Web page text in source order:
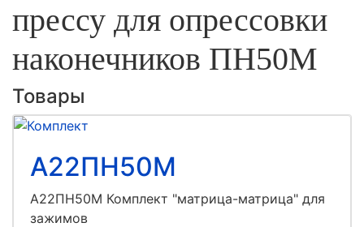
прессу для опрессовки
наконечников ПН50М
Товары
А22ПН50М
А22ПН50М Комплект "матрица-матрица" для
зажимов